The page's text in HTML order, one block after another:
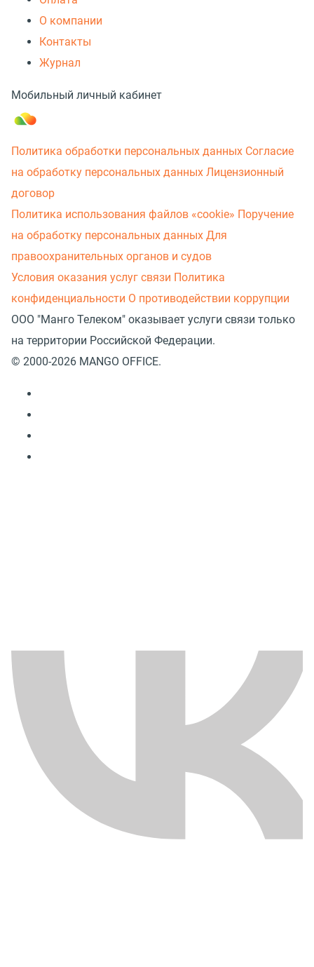
О компании
Контакты
Журнал
Мобильный личный кабинет
Политика обработки персональных данных Согласие
на обработку персональных данных Лицензионный
договор
Политика использования файлов «cookie» Поручение
на обработку персональных данных Для
правоохранительных органов и судов
Условия оказания услуг связи Политика
конфиденциальности О противодействии коррупции
ООО "Манго Телеком" оказывает услуги связи только
на территории Российской Федерации.
© 2000-2026 MANGO OFFICE.